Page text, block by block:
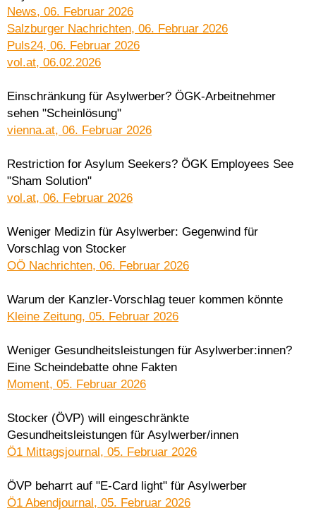
News, 06. Februar 2026
Salzburger Nachrichten, 06. Februar 2026
Puls24, 06. Februar 2026
vol.at, 06.02.2026
Einschränkung für Asylwerber? ÖGK-Arbeitnehmer
sehen "Scheinlösung"
vienna.at, 06. Februar 2026
Restriction for Asylum Seekers? ÖGK Employees See
"Sham Solution"
vol.at, 06. Februar 2026
Weniger Medizin für Asylwerber: Gegenwind für
Vorschlag von Stocker
OÖ Nachrichten, 06. Februar 2026
Warum der Kanzler-Vorschlag teuer kommen könnte
Kleine Zeitung, 05. Februar 2026
Weniger Gesundheitsleistungen für Asylwerber:innen?
Eine Scheindebatte ohne Fakten
Moment, 05. Februar 2026
Stocker (ÖVP) will eingeschränkte
Gesundheitsleistungen für Asylwerber/innen
Ö1 Mittagsjournal, 05. Februar 2026
ÖVP beharrt auf "E-Card light" für Asylwerber
Ö1 Abendjournal, 05. Februar 2026